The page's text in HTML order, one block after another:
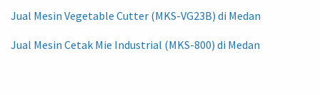
Jual Mesin Vegetable Cutter (MKS-VG23B) di Medan
Jual Mesin Cetak Mie Industrial (MKS-800) di Medan